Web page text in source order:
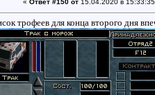
« Ответ #150 от 15.04.2020 в
трофеев для конца второго дня